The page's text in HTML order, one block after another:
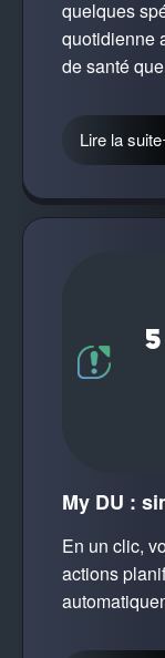
quelques
quotidienne
de santé
Lire la suite
My DU :
En un clic,
actions